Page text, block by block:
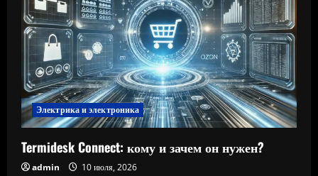
Электрика и электроника
Termidesk Connect: кому и зачем он нужен?
admin 10 июля, 2026